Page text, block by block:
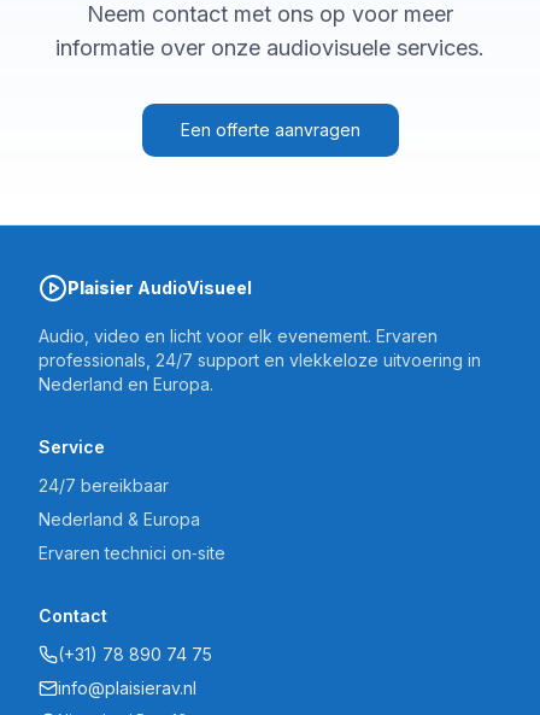
Neem contact met ons op voor meer
informatie over onze audiovisuele services.
Een offerte aanvragen
Plaisier AudioVisueel
Audio, video en licht voor elk evenement. Ervaren
professionals, 24/7 support en vlekkeloze uitvoering in
Nederland en Europa.
Service
24/7 bereikbaar
Nederland & Europa
Ervaren technici on‑site
Contact
(+31) 78 890 74 75
info@plaisierav.nl